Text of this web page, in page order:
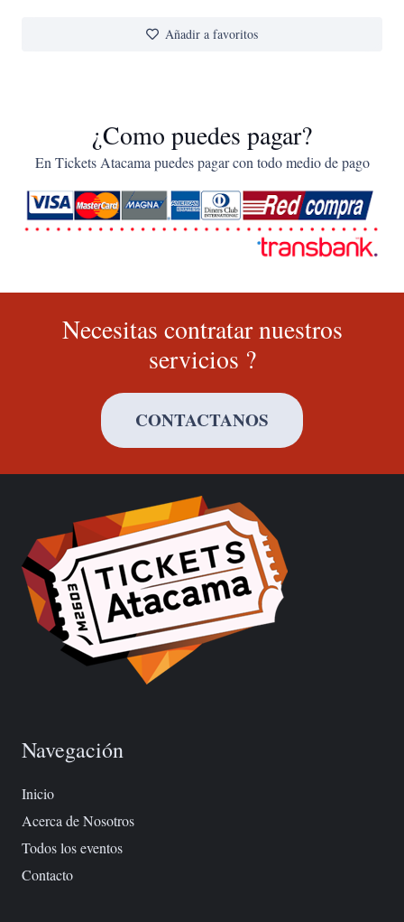
Añadir a favoritos
¿Como puedes pagar?
En Tickets Atacama puedes pagar con todo medio de pago
Necesitas contratar nuestros
servicios ?
CONTACTANOS
Navegación
Inicio
Acerca de Nosotros
Todos los eventos
Contacto